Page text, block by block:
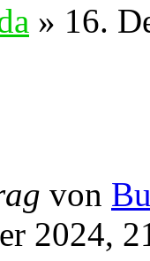
» 16.
von
2024,